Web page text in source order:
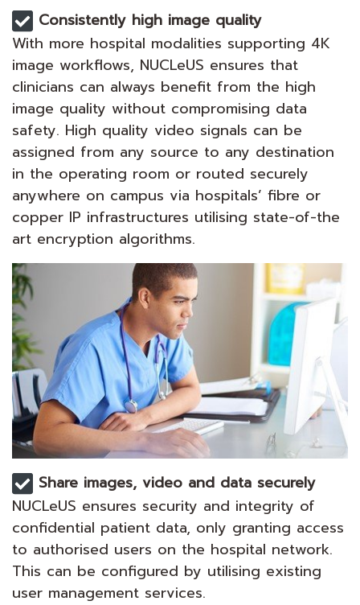
Consistently high image quality
With more hospital modalities supporting 4K
image workflows, NUCLeUS ensures that
clinicians can always benefit from the high
image quality without compromising data
safety. High quality video signals can be
assigned from any source to any destination
in the operating room or routed securely
anywhere on campus via hospitals’ fibre or
copper IP infrastructures utilising state-of-the
art encryption algorithms.
Share images, video and data securely
NUCLeUS ensures security and integrity of
confidential patient data, only granting access
to authorised users on the hospital network.
This can be configured by utilising existing
user management services.